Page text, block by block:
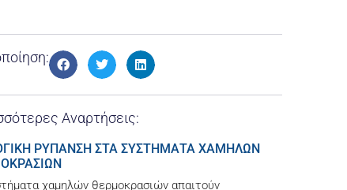
Αναρτήσεις:
ΡΥΠΑΝΣΗ ΣΤΑ ΣΥΣΤΗΜΑΤΑ ΧΑΜΗΛΩΝ
χαμηλών θερμοκρασιών απαιτούν